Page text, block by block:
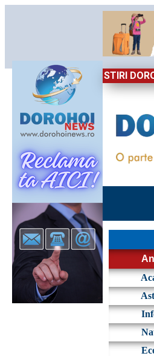
STIRI
2026: Energie și nostalgie în Poiana